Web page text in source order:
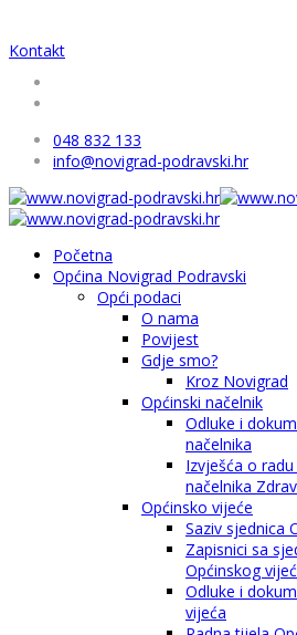
Kontakt
048 832 133
info@novigrad-podravski.hr
Početna
Općina Novigrad Podravski
Opći podaci
O nama
Povijest
Gdje smo?
Kroz Novigrad
Općinski načelnik
Odluke i
načelnika
Izvješća o
načelnika
Općinsko vijeće
Saziv sjednica
Zapisnici sa
Općinskog
Odluke i
vijeća